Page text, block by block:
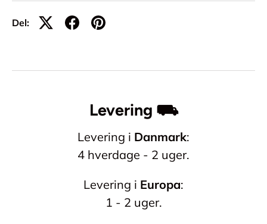
Del:
Levering ⛟
Levering i Danmark:
4 hverdage - 2 uger.
Levering i Europa:
1 - 2 uger.